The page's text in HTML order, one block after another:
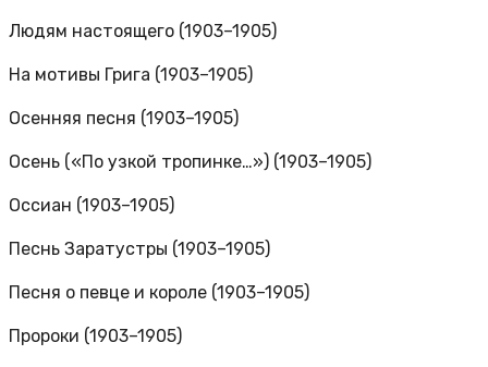
Людям настоящего (1903–1905)
На мотивы Грига (1903–1905)
Осенняя песня (1903–1905)
Осень («По узкой тропинке…») (1903–1905)
Оссиан (1903–1905)
Песнь Заратустры (1903–1905)
Песня о певце и короле (1903–1905)
Пророки (1903–1905)